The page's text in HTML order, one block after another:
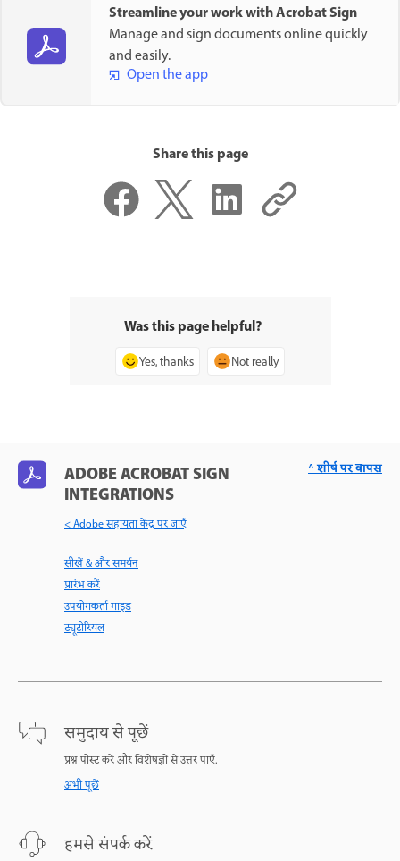
Streamline your work with Acrobat Sign
Manage and sign documents online quickly
and easily.
Open the app
Share this page
Was this page helpful?
Yes, thanks Not really
ADOBE ACROBAT SIGN
INTEGRATIONS
< Adobe सहायता केंद्र पर जाएँ
सीखें & और समर्थन
प्रारंभ करें
उपयोगकर्ता गाइड
ट्यूटोरियल
समुदाय से पूछें
प्रश्न पोस्ट करें और विशेषज्ञों से उत्तर पाएँ.
अभी पूछें
हमसे संपर्क करें
^ शीर्ष पर वापस